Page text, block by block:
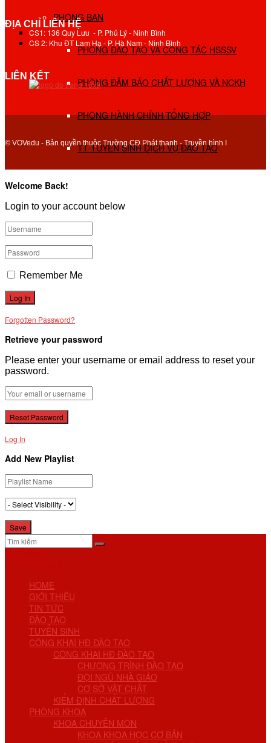
PHÒNG BAN
PHÒNG ĐÀO TẠO VÀ CÔNG TÁC HSSSV
PHÒNG ĐẢM BẢO CHẤT LƯỢNG VÀ NCKH
PHÒNG HÀNH CHÍNH TỔNG HỢP
TT TUYỂN SINH DỊCH VỤ ĐÀO TẠO
NGHIÊN CỨU KHOA HỌC
VĂN BẢN
THƯ VIỆN
ĐỊA CHỈ LIÊN HỆ
CS1: 136 Quy Lưu - P. Phủ Lý - Ninh Bình
CS 2: Khu ĐT Lam Hạ - P. Hà Nam - Ninh Bình
LIÊN KẾT
© VOVedu - Bản quyền thuộc Trường CĐ Phát thanh - Truyền hình I
Welcome Back!
Login to your account below
Remember Me
Forgotten Password?
Retrieve your password
Please enter your username or email address to reset your
password.
Log In
Add New Playlist
HOME
GIỚI THIỆU
TIN TỨC
ĐÀO TẠO
TUYỂN SINH
CÔNG KHAI HĐ ĐÀO TẠO
CÔNG KHAI HĐ ĐÀO TẠO
CHƯƠNG TRÌNH ĐÀO TẠO
ĐỘI NGŨ NHÀ GIÁO
CƠ SỞ VẬT CHẤT
KIỂM ĐỊNH CHẤT LƯỢNG
PHÒNG KHOA
KHOA CHUYÊN MÔN
KHOA KHOA HỌC CƠ BẢN